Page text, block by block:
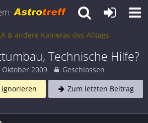
& andere Kameras des Alltags
Technische Hilfe?
Oktober 2009
Geschlossen
ignorieren
Zum letzten Beitrag